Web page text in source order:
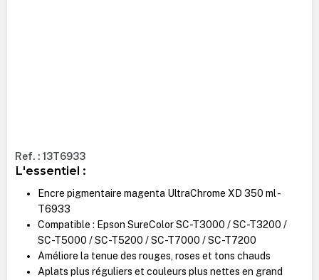
Ref. : 13T6933
L'essentiel :
Encre pigmentaire magenta UltraChrome XD 350 ml -
T6933
Compatible : Epson SureColor SC-T3000 / SC-T3200 /
SC-T5000 / SC-T5200 / SC-T7000 / SC-T7200
Améliore la tenue des rouges, roses et tons chauds
Aplats plus réguliers et couleurs plus nettes en grand